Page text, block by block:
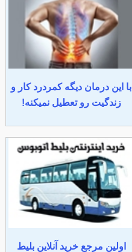
با این درمان دیگه کمردرد کار و
زندگیت رو تعطیل نمیکنه!
اولین مرجع خرید آنلاین بلیط